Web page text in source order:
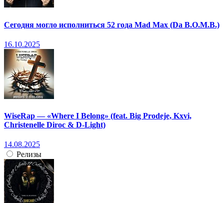
Сегодня могло исполниться 52 года Mad Max (Da B.O.M.B.)
16.10.2025
WiseRap — «Where I Belong» (feat. Big Prodeje, Kxvi,
Christenelle Diroc & D-Light)
14.08.2025
Релизы